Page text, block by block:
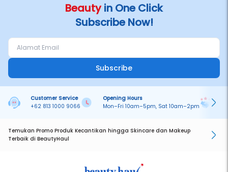
Beautyin One Click
Subscribe Now!
Subscribe
Customer Service
+62 813 1000 9066
Opening Hours
Mon–Fri 10am–5pm, Sat 10am–2pm
Temukan Promo Produk Kecantikan hingga Skincare dan Makeup
Terbaik di BeautyHaul